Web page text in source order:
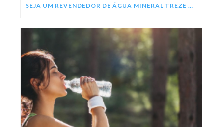
SEJA UM REVENDEDOR DE ÁGUA MINERAL TREZE TÍLIAS